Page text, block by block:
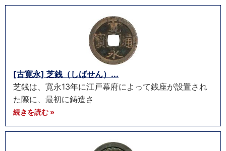
[古寛永] 芝銭（しばせん）...
芝銭は、寛永13年に江戸幕府によって銭座が設置され
た際に、最初に鋳造さ
続きを読む »